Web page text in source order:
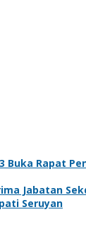
Buka Rapat
Jabatan
Seruyan